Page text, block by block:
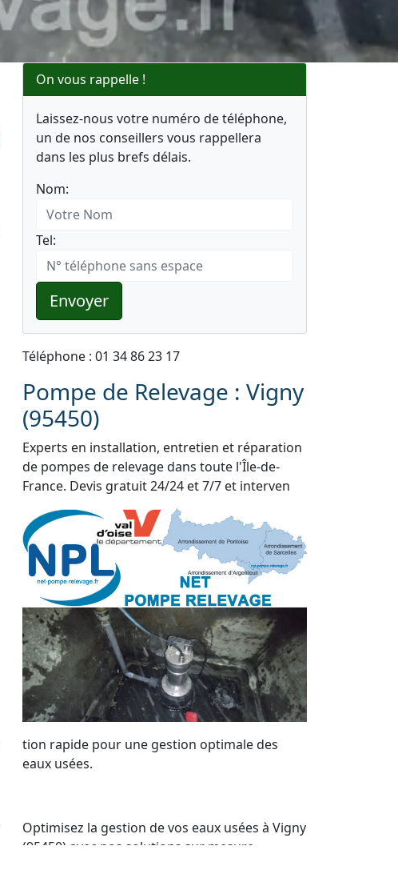
On vous rappelle !
Laissez-nous votre numéro de téléphone,
un de nos conseillers vous rappellera
dans les plus brefs délais.
Nom:
Tel:
Envoyer
Téléphone : 01 34 86 23 17
Pompe de Relevage : Vigny
(95450)
Experts en installation, entretien et réparation
de pompes de relevage dans toute l'Île-de-
France. Devis gratuit 24/24 et 7/7 et interven
tion rapide pour une gestion optimale des
eaux usées.
Optimisez la gestion de vos eaux usées à Vigny
(95450) avec nos solutions sur mesure.